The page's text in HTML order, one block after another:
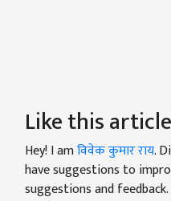
Like this
Hey! I amविवेक कुमार राय.
have suggestions to
suggestions and feedback.